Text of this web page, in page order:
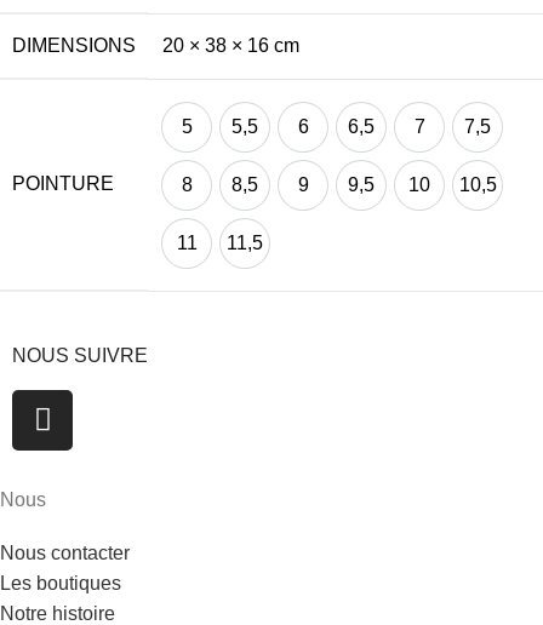
DIMENSIONS 20 × 38 × 16 cm
POINTURE
5 5,5 6 6,5 7 7,5
8 8,5 9 9,5 10 10,5
11 11,5
NOUS SUIVRE
Nous
Nous contacter
Les boutiques
Notre histoire